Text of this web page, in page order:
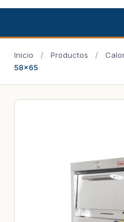
Inicio / Productos /
58×65